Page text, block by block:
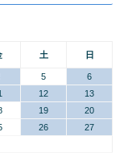
土 日
5
6
12
13
19
20
26
27